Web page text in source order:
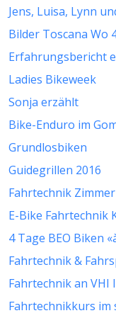
Jens, Luisa, Lynn
Bilder Toscana Wo
Erfahrungsbericht
Ladies Bikeweek
Sonja erzählt
Bike-Enduro im
Grundlosbiken
Guidegrillen 2016
Fahrtechnik
E-Bike Fahrtechnik
4 Tage BEO Biken
Fahrtechnik &
Fahrtechnik an VHI
Fahrtechnikkurs im